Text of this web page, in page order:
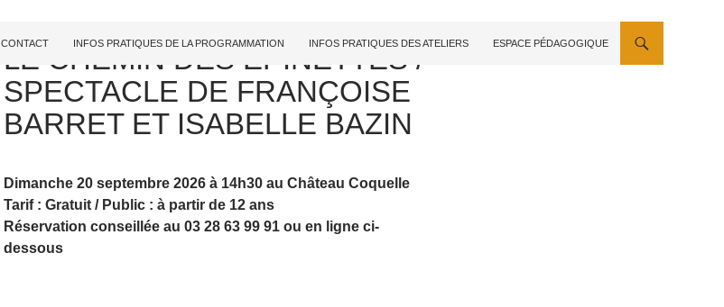
CONTACT INFOS PRATIQUES DE LA PROGRAMMATION INFOS PRATIQUES DES ATELIERS ESPACE PÉDAGOGIQUE
LE CHEMIN DES EPINETTES /
SPECTACLE DE FRANÇOISE
BARRET ET ISABELLE BAZIN
Dimanche 20 septembre 2026 à 14h30 au Château Coquelle
Tarif : Gratuit / Public : à partir de 12 ans
Réservation conseillée au 03 28 63 99 91 ou en ligne ci-
dessous